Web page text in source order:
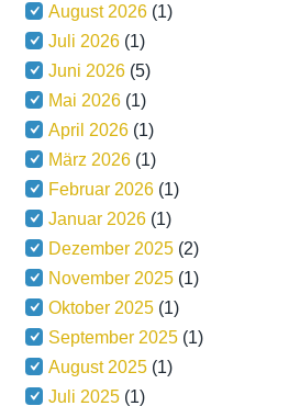
August 2026 (1)
Juli 2026 (1)
Juni 2026 (5)
Mai 2026 (1)
April 2026 (1)
März 2026 (1)
Februar 2026 (1)
Januar 2026 (1)
Dezember 2025 (2)
November 2025 (1)
Oktober 2025 (1)
September 2025 (1)
August 2025 (1)
Juli 2025 (1)